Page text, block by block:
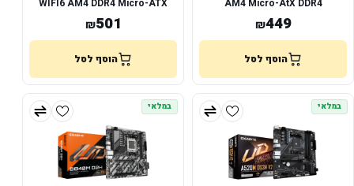
AM4 Micro-AtX DDR4
₪449
הוסף לסל
WIFI6 AM4 DDR4 Micro-ATX
₪501
הוסף לסל
במלאי במלאי